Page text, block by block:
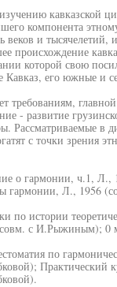
кавказской
компонента
веков и тысячелетий,
происхождение
которой свою
Кавказ, его южные и
требованиям,
- развитие
Рассматриваемые в
с точки зрения
о гармонии, ч.1, Л.,
гармонии, Л., 1956
по истории
с И.Рыжиным); 0
по
Практический